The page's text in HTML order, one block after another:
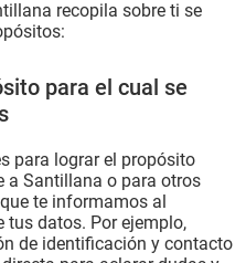
recopila sobre ti se
para el cual se
para lograr el propósito
a Santillana o para otros
te informamos al
tus datos. Por ejemplo,
de identificación y contacto